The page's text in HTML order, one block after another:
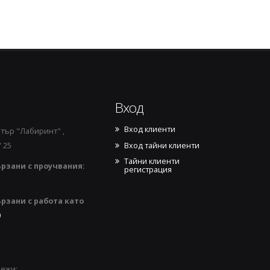
"Лабиринт" ,
25
с проучвания:
с работа като
Вход
Вход клиенти
Вход тайни клиенти
Тайни клиенти
регистрация